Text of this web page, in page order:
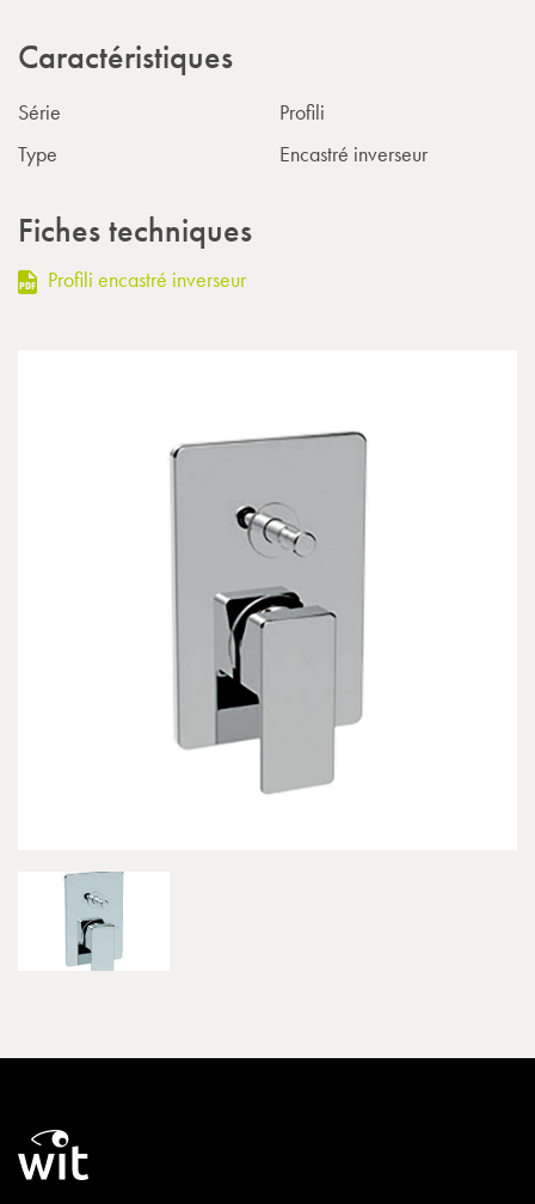
Caractéristiques
Série
Profili
Type
Encastré inverseur
Fiches techniques
Profili encastré inverseur